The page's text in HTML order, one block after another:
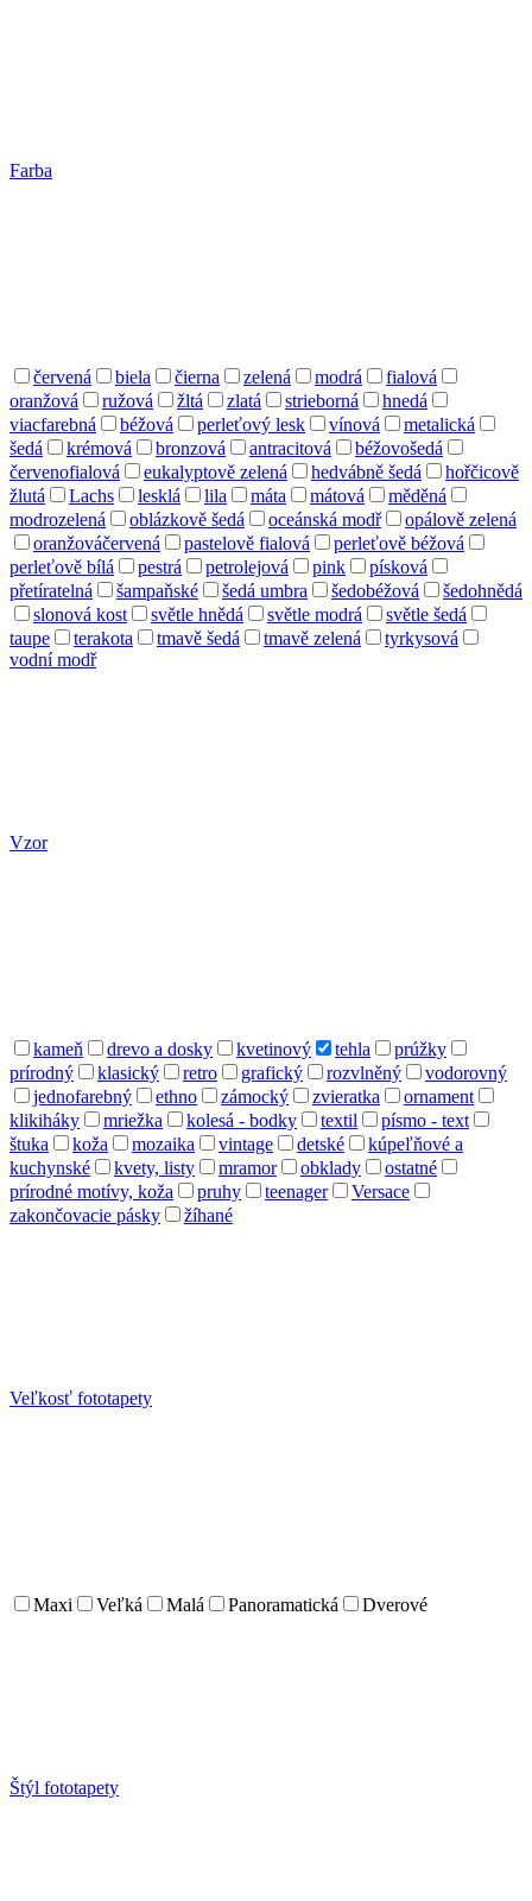
Farba
červená biela čierna zelená modrá
fialová
oranžová
ružová žltá zlatá strieborná
hnedá
viacfarebná
béžová perleťový lesk vínová
metalická
šedá
krémová bronzová antracitová
béžovošedá
červenofialová
eukalyptově zelená hedvábně šedá
hořčicově
žlutá
Lachs lesklá lila máta mátová
měděná
modrozelená
oblázkově šedá oceánská modř
opálově zelená
oranžováčervená
pastelově fialová
perleťově béžová
perleťově bílá
pestrá petrolejová pink
písková
přetíratelná
šampaňské šedá umbra šedobéžová
šedohnědá
slonová kost
světle hnědá světle modrá
světle šedá
taupe
terakota tmavě šedá tmavě zelená
tyrkysová
vodní modř
Vzor
kameň drevo a dosky kvetinový tehla
prúžky
prírodný
klasický retro grafický rozvlněný
vodorovný
jednofarebný
ethno zámocký zvieratka
ornament
klikiháky
mriežka kolesá - bodky textil
písmo - text
štuka
koža mozaika vintage detské
kúpeľňové a
kuchynské
kvety, listy mramor obklady
ostatné
prírodné motívy, koža
pruhy teenager
Versace
zakončovacie pásky
žíhané
Veľkosť fototapety
Maxi Veľká Malá Panoramatická Dverové
Štýl fototapety